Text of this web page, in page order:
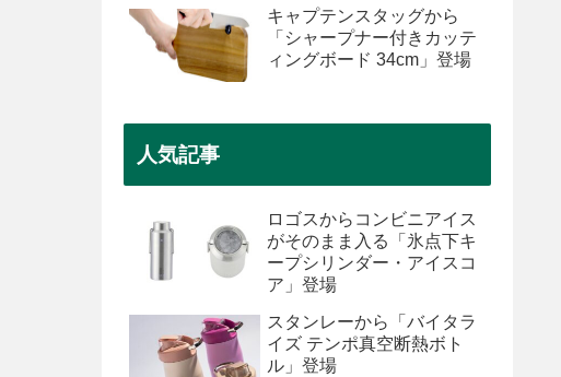
キャプテンスタッグから
「シャープナー付きカッテ
ィングボード 34cm」登場
人気記事
ロゴスからコンビニアイス
がそのまま入る「氷点下キ
ープシリンダー・アイスコ
ア」登場
スタンレーから「バイタラ
イズ テンポ真空断熱ボト
ル」登場